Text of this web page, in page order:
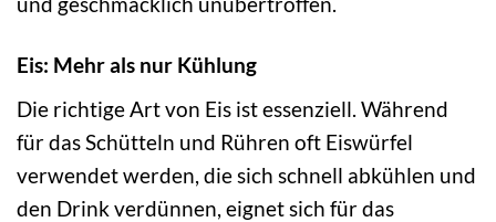
Eis: Mehr als nur Kühlung
Die richtige Art von Eis ist essenziell. Während
für das Schütteln und Rühren oft Eiswürfel
verwendet werden, die sich schnell abkühlen und
den Drink verdünnen, eignet sich für das